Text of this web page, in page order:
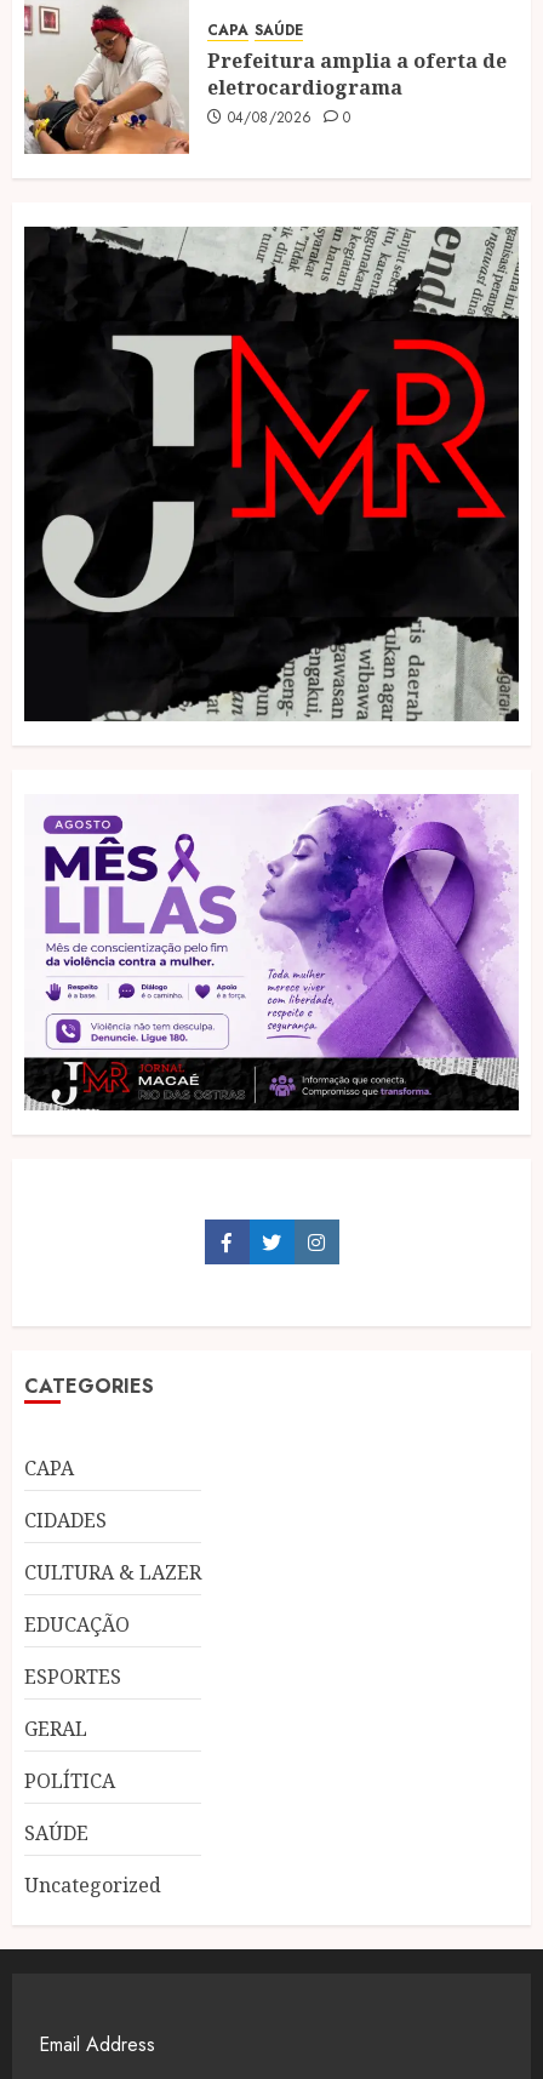
CAPA SAÚDE
Prefeitura amplia a oferta de
eletrocardiograma
04/08/2026 0
FacebookTwitterInstagram
CATEGORIES
CAPA
CIDADES
CULTURA & LAZER
EDUCAÇÃO
ESPORTES
GERAL
POLÍTICA
SAÚDE
Uncategorized